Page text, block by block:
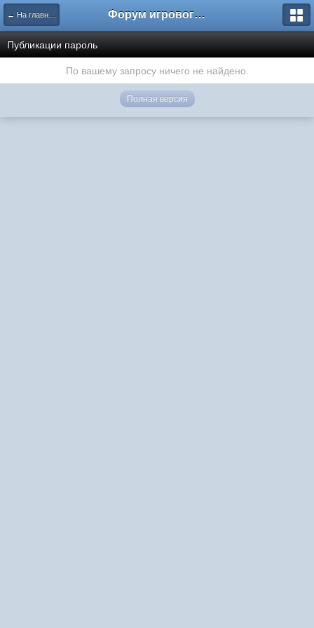
← На главную Форум игрового проекта Riverrise
Публикации пароль
По вашему запросу ничего не найдено.
Полная версия